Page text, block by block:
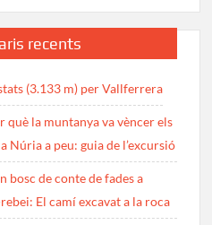
recents
(3.133 m) per Vallferrera
què la muntanya va vèncer els
Núria a peu: guia de l’excursió
bosc de conte de fades a
El camí excavat a la roca